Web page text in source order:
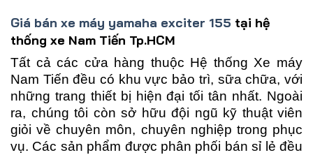
Giá bán xe máy yamaha exciter 155 tại hệ
thống xe Nam Tiến Tp.HCM
Tất cả các cửa hàng thuộc Hệ thống Xe máy
Nam Tiến đều có khu vực bảo trì, sữa chữa, với
những trang thiết bị hiện đại tối tân nhất. Ngoài
ra, chúng tôi còn sở hữu đội ngũ kỹ thuật viên
giỏi về chuyên môn, chuyên nghiệp trong phục
vụ. Các sản phẩm được phân phối bán sỉ lẻ đều